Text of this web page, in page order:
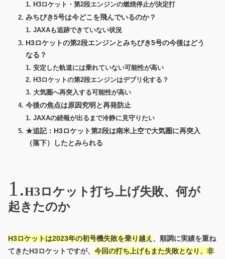
H3ロケット・第2段エンジンの燃焼停止が決定打
みちびき5号は今どこを飛んでいるのか？
JAXAも追跡できていない状況
H3ロケットの第2段エンジンとみちびき5号の今後はどう
なる？
安定した軌道には乗れていない可能性が高い
H3ロケットの第2段エンジンはデブリ化する？
大気圏へ再突入する可能性が高い
今後の焦点は原因究明と再発防止
JAXAの続報が出るまで冷静に見守りたい
★追記：H3ロケット第2段は南米上空で大気圏に再突入
（落下）したとみられる
H3ロケット打ち上げ失敗、何が
起きたのか
H3ロケットは2023年の初号機失敗を乗り越え 、順調に実績を重ね
てきたH3ロケットですが、 今回の打ち上げもまた失敗となり、非